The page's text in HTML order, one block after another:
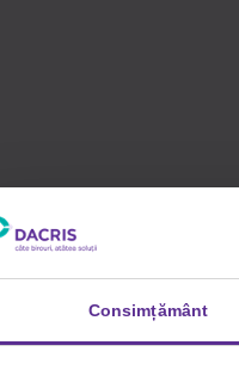
Consimțământ